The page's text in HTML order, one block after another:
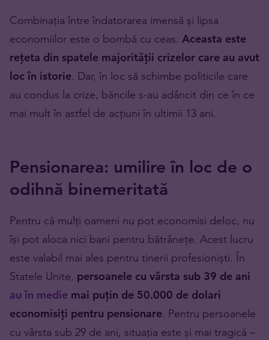
Combinația între îndatorarea imensă și lipsa
economiilor este o bombă cu ceas. Aceasta este
rețeta din spatele majorității crizelor care au avut
loc în istorie. Dar, în loc să schimbe politicile care
au condus la crize, băncile s-au adâncit din ce în ce
mai mult în astfel de acțiuni în ultimii 13 ani.
Pensionarea: umilire în loc de o
odihnă binemeritată
Pentru că mulți oameni nu pot economisi deloc, nu
își pot aloca nici bani pentru bătrânețe. Acest lucru
este valabil mai ales pentru tinerii profesioniști. În
Statele Unite, persoanele cu vârsta sub 39 de ani
au în medie mai puțin de 50.000 de dolari
economisiți pentru pensionare. Pentru persoanele
cu vârsta sub 29 de ani, situația este și mai tragică –